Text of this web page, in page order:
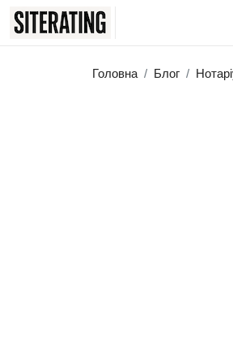
Головна Блог